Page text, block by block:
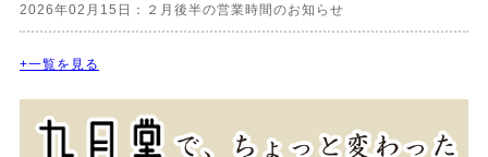
2026年02月15日：２月後半の営業時間のお知らせ
+一覧を見る